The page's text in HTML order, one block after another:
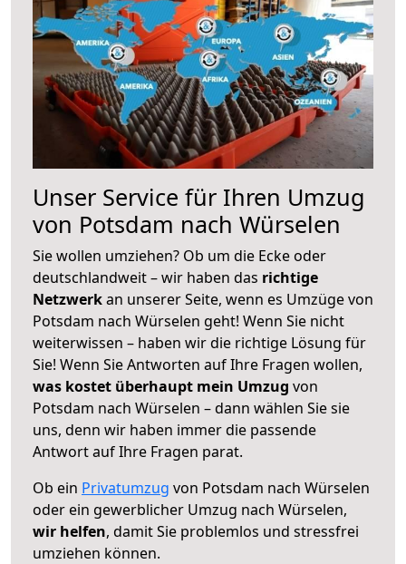
Unser Service für Ihren Umzug
von Potsdam nach Würselen
Sie wollen umziehen? Ob um die Ecke oder
deutschlandweit – wir haben das richtige
Netzwerkan unserer Seite, wenn es Umzüge von
Potsdam nach Würselen geht! Wenn Sie nicht
weiterwissen – haben wir die richtige Lösung für
Sie! Wenn Sie Antworten auf Ihre Fragen wollen,
was kostet überhaupt mein Umzug von
Potsdam nach Würselen – dann wählen Sie sie
uns, denn wir haben immer die passende
Antwort auf Ihre Fragen parat.
Ob ein Privatumzug von Potsdam nach Würselen
oder ein gewerblicher Umzug nach Würselen,
wir helfen, damit Sie problemlos und stressfrei
umziehen können.